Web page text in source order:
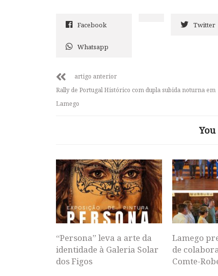
Facebook Twitter
Whatsapp
artigo anterior
Rally de Portugal Histórico com dupla subida noturna em
Lamego
“Persona” leva a arte da
identidade à Galeria Solar
dos Figos
Lamego
de
Comte-